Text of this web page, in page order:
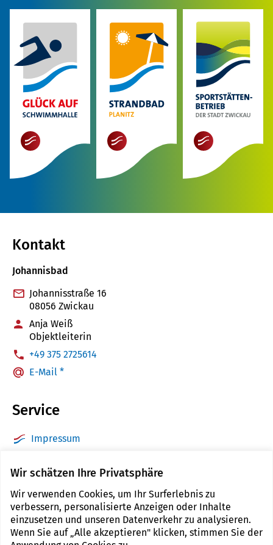
Wir schätzen Ihre Privatsphäre
Wir verwenden Cookies, um Ihr Surferlebnis zu
verbessern, personalisierte Anzeigen oder Inhalte
einzusetzen und unseren Datenverkehr zu analysieren.
Wenn Sie auf „Alle akzeptieren" klicken, stimmen Sie der
mehr mehr mehr
Kontakt
Johannisbad
Johannisstraße 16
08056 Zwickau
Anja Weiß
Objektleiterin
:+49 375 2725614
E-Mail *
Service
Impressum
Barrierefreiheit
Sitemap
Kontakt
Cookie Einstellungen